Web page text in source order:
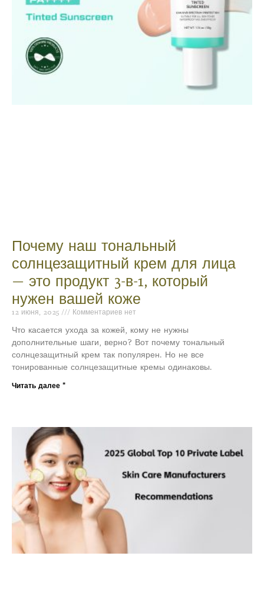
Почему наш тональный
солнцезащитный крем для лица
— это продукт 3-в-1, который
нужен вашей коже
12 июня, 2025 Комментариев нет
Что касается ухода за кожей, кому не нужны
дополнительные шаги, верно? Вот почему тональный
солнцезащитный крем так популярен. Но не все
тонированные солнцезащитные кремы одинаковы.
Читать далее "